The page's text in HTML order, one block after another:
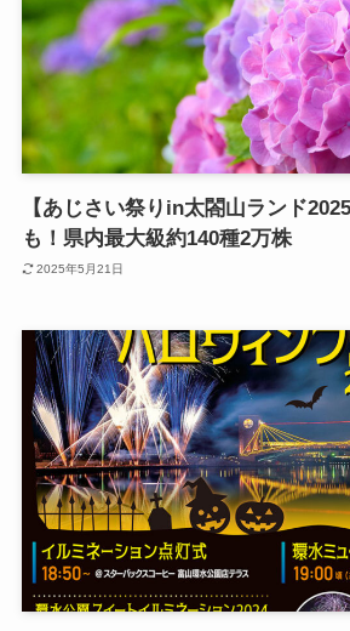
【あじさい祭りin太閤山ランド
も！県内最大級約140種2万株
2025年5月21日